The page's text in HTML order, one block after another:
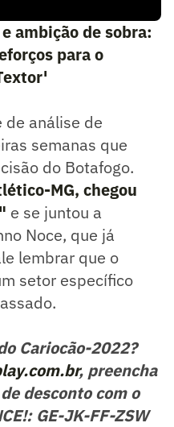
ambição de sobra:
para o
de análise de
semanas que
do Botafogo.
MG, chegou
e se juntou a
Noce, que já
lembrar que o
setor específico
Cariocão-2022?
, preencha
desconto com o
GE-JK-FF-ZSW